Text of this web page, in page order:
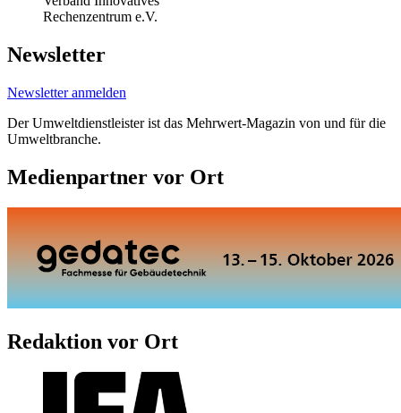
Rechenzentrum e.V.
Newsletter
Newsletter anmelden
Der Umweltdienstleister ist das Mehrwert-Magazin von und für die
Umweltbranche.
Medienpartner vor Ort
Redaktion vor Ort